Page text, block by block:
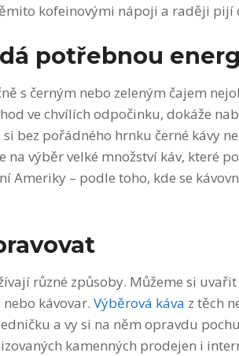
kofeinovými nápoji a raději pijí
potřebnou
s černým nebo zeleným čajem
ve chvílích odpočinku, dokáže
bez pořádného hrnku černé kávy
na výběr velké množství káv, které
Ameriky – podle toho, kde se
různé způsoby. Můžeme si
kávovar. Výběrová káva z těch
a vy si na něm opravdu
kamenných prodejen i